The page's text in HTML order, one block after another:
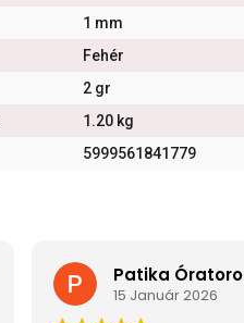
1 mm
Fehér
2 gr
1.20 kg
5999561841779
Patika
15 Január 2026